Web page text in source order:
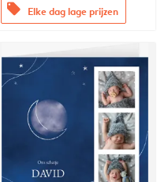
offers Elke dag lage prijzen